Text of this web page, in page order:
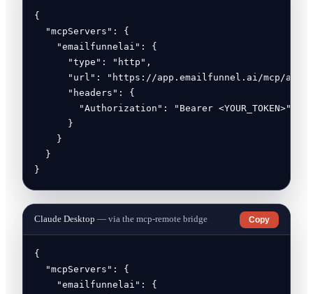
{
  "mcpServers": {
    "emailfunnelai": {
      "type": "http",
"url": "https://app.emailfunnel.ai/mcp/
      "headers": {
        "Authorization": "Bearer <YOUR_TOKEN>"
      }
    }
  }
}
Claude Desktop — via the mcp-remote bridge Copy
{
  "mcpServers": {
    "emailfunnelai": {